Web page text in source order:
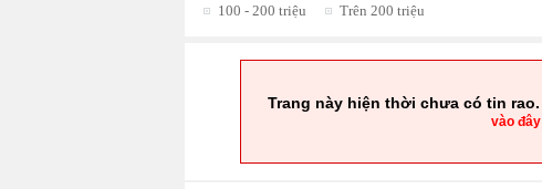
100 - 200 triệu
Trên 200 triệu
Trang này hiện thời chưa có tin rao.
vào đây